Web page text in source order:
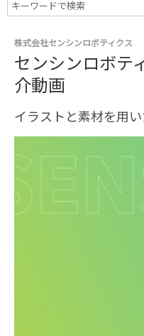
株式会社センシンロボティクス
センシンロボ
介動画
イラストと素材を用